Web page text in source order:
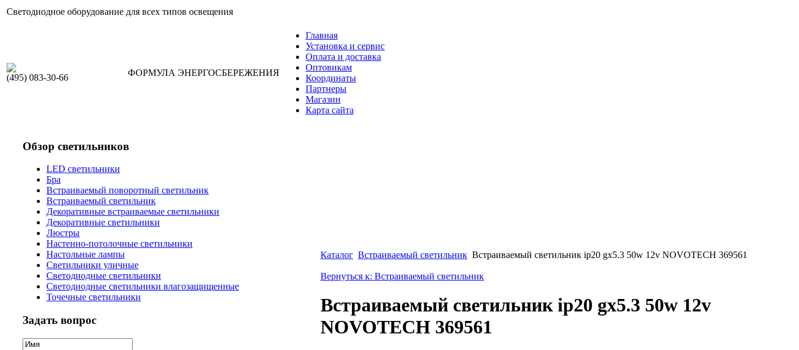
Светодиодное оборудование для всех типов освещения
(495) 083-30-66 ФОРМУЛА ЭНЕРГОСБЕРЕЖЕНИЯ
Главная
Установка и сервис
Оплата и доставка
Оптовикам
Координаты
Партнеры
Магазин
Карта сайта
Обзор светильников
LED светильники
Бра
Встраиваемый поворотный светильник
Встраиваемый светильник
Декоративные встраиваемые светильники
Декоративные светильники
Люстры
Настенно-потолочные светильники
Настольные лампы
Светильники уличные
Светодиодные светильники
Светодиодные светильники влагозащищенные
Точечные светильники
Задать вопрос
Каталог Встраиваемый светильник Встраиваемый светильник ip20 gx5.3 50w 12v NOVOTECH 369561
Вернуться к: Встраиваемый светильник
Встраиваемый светильник ip20 gx5.3 50w 12v
NOVOTECH 369561